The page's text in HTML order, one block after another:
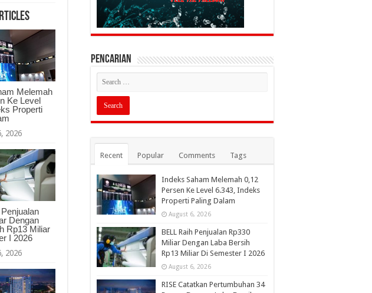
Melemah
Ke Level
Properti
2026
Dengan
Rp13 Miliar
I 2026
2026
PENCARIAN
Recent Popular Comments Tags
Indeks Saham Melemah 0,12
Persen Ke Level 6.343, Indeks
Properti Paling Dalam
August 6, 2026
BELL Raih Penjualan Rp330
Miliar Dengan Laba Bersih
Rp13 Miliar Di Semester I 2026
August 6, 2026
RISE Catatkan Pertumbuhan 34